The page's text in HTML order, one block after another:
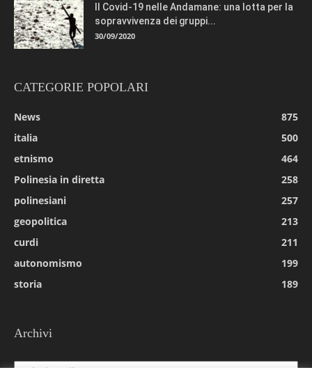
Il Covid-19 nelle Andamane: una lotta per la
sopravvivenza dei gruppi...
30/09/2020
CATEGORIE POPOLARI
News
875
italia
500
etnismo
464
Polinesia in diretta
258
polinesiani
257
geopolitica
213
curdi
211
autonomismo
199
storia
189
Archivi
Archivi